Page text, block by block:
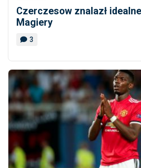
Czerczesow znalazł
Magiery
3